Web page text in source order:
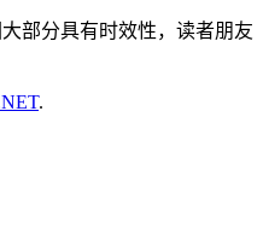
部分具有时效性，读者朋友
.